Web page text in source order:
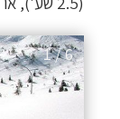
1 / 6